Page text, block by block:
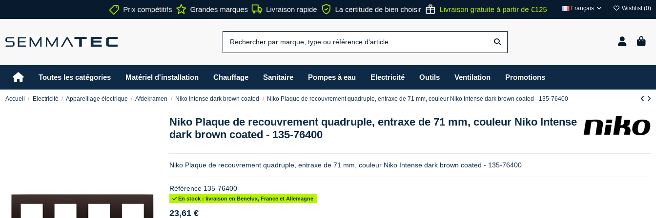
Français Wishlist (0)
Toutes les catégories Matériel d'installation Chauffage Sanitaire Pompes à eau Electricité Outils Ventilation Promotions
Accueil Electricité Appareillage électrique Afdekramen Niko Intense dark brown coated Niko Plaque de recouvrement quadruple, entraxe de 71 mm, couleur Niko Intense dark brown coated - 135-76400
Niko Plaque de recouvrement quadruple, entraxe de 71 mm, couleur Niko Intense
dark brown coated - 135-76400
Niko Plaque de recouvrement quadruple, entraxe de 71 mm, couleur Niko Intense dark brown coated - 135-76400
Référence 135-76400
En stock : livraison en Benelux, France et Allemagne
23,61 €